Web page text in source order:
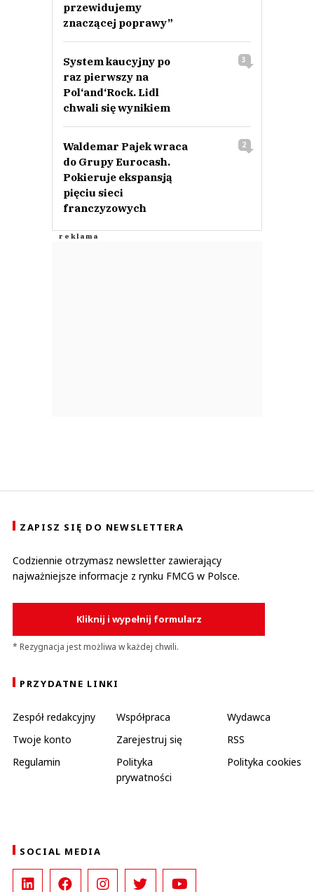
przewidujemy
znaczącej poprawy”
System kaucyjny po
raz pierwszy na
Pol‘and‘Rock. Lidl
chwali się wynikiem
3
Waldemar Pajek wraca
do Grupy Eurocash.
Pokieruje ekspansją
pięciu sieci
franczyzowych
2
ZAPISZ SIĘ DO NEWSLETTERA
Codziennie otrzymasz newsletter zawierający
najważniejsze informacje z rynku FMCG w Polsce.
Kliknij i wypełnij formularz
* Rezygnacja jest możliwa w każdej chwili.
PRZYDATNE LINKI
Zespół redakcyjny Współpraca
Wydawca
Twoje konto
Zarejestruj się
RSS
Regulamin
Polityka
prywatności
Polityka cookies
SOCIAL MEDIA